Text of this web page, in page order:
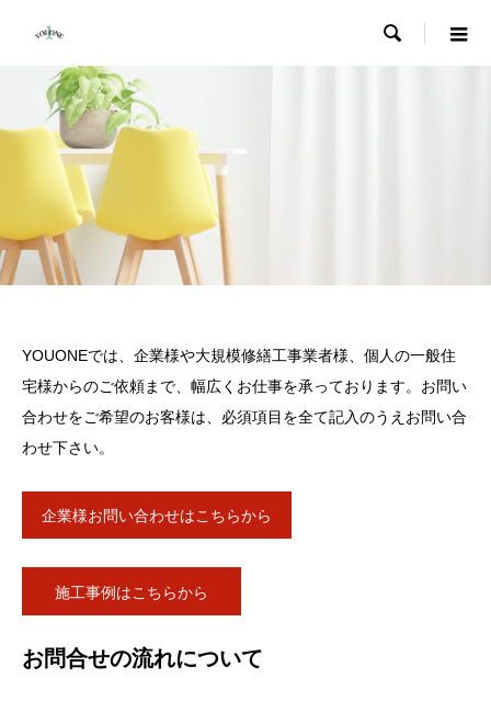

YOUONEでは、企業様や大規模修繕工事業者様、個人の一般住
宅様からのご依頼まで、幅広くお仕事を承っております。お問い
合わせをご希望のお客様は、必須項目を全て記入のうえお問い合
わせ下さい。
企業様お問い合わせはこちらから
施工事例はこちらから
お問合せの流れについて